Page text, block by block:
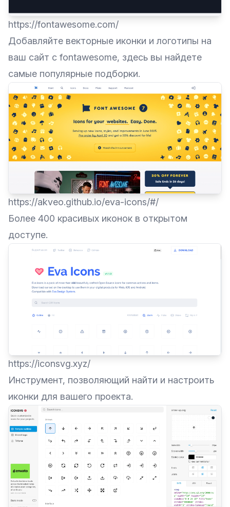
https://fontawesome.com/
Добавляйте векторные иконки и логотипы на
ваш сайт с fontawesome, здесь вы найдете
самые популярные подборки.
https://akveo.github.io/eva-icons/#/
Более 400 красивых иконок в открытом
доступе.
https://iconsvg.xyz/
Инструмент, позволяющий найти и настроить
иконки для вашего проекта.